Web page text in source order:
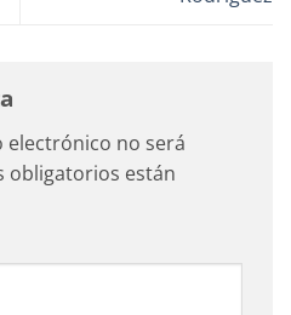
electrónico no será
obligatorios están